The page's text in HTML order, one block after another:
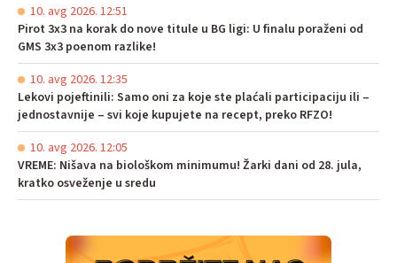
10. avg 2026. 12:51
Pirot 3x3 na korak do nove titule u BG ligi: U finalu poraženi od
GMS 3x3 poenom razlike!
10. avg 2026. 12:35
Lekovi pojeftinili: Samo oni za koje ste plaćali participaciju ili –
jednostavnije – svi koje kupujete na recept, preko RFZO!
10. avg 2026. 12:05
VREME: Nišava na biološkom minimumu! Žarki dani od 28. jula,
kratko osveženje u sredu